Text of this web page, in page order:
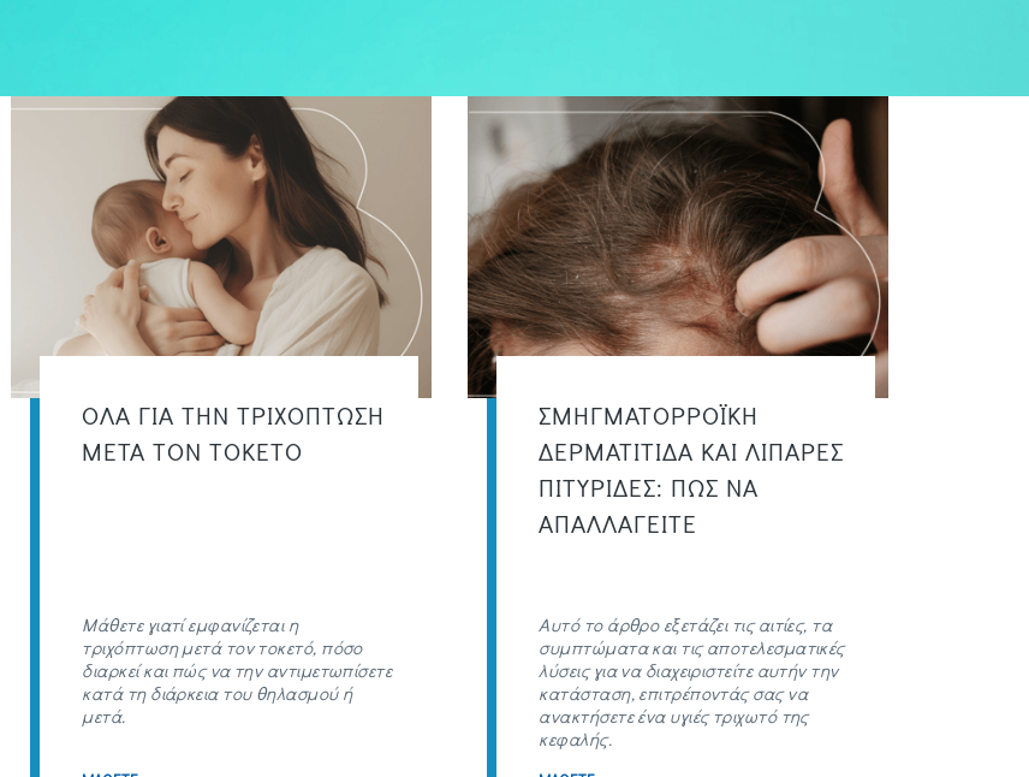
ΟΛΑ ΓΙΑ ΤΗΝ ΤΡΙΧΟΠΤΩΣΗ
ΜΕΤΑ ΤΟΝ ΤΟΚΕΤΟ
Μάθετε γιατί εμφανίζεται η
τριχόπτωση μετά τον τοκετό, πόσο
διαρκεί και πώς να την αντιμετωπίσετε
κατά τη διάρκεια του θηλασμού ή
μετά.
ΣΜΗΓΜΑΤΟΡΡΟΪΚΗ
ΔΕΡΜΑΤΙΤΙΔΑ ΚΑΙ ΛΙΠΑΡΕΣ
ΠΙΤΥΡΙΔΕΣ: ΠΩΣ ΝΑ
ΑΠΑΛΛΑΓΕΙΤΕ
Αυτό το άρθρο εξετάζει τις αιτίες, τα
συμπτώματα και τις αποτελεσματικές
λύσεις για να διαχειριστείτε αυτήν την
κατάσταση, επιτρέποντάς σας να
ανακτήσετε ένα υγιές τριχωτό της
κεφαλής.